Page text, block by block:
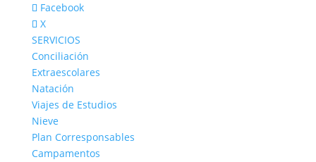
Facebook
X
SERVICIOS
Conciliación
Extraescolares
Natación
Viajes de Estudios
Nieve
Plan Corresponsables
Campamentos